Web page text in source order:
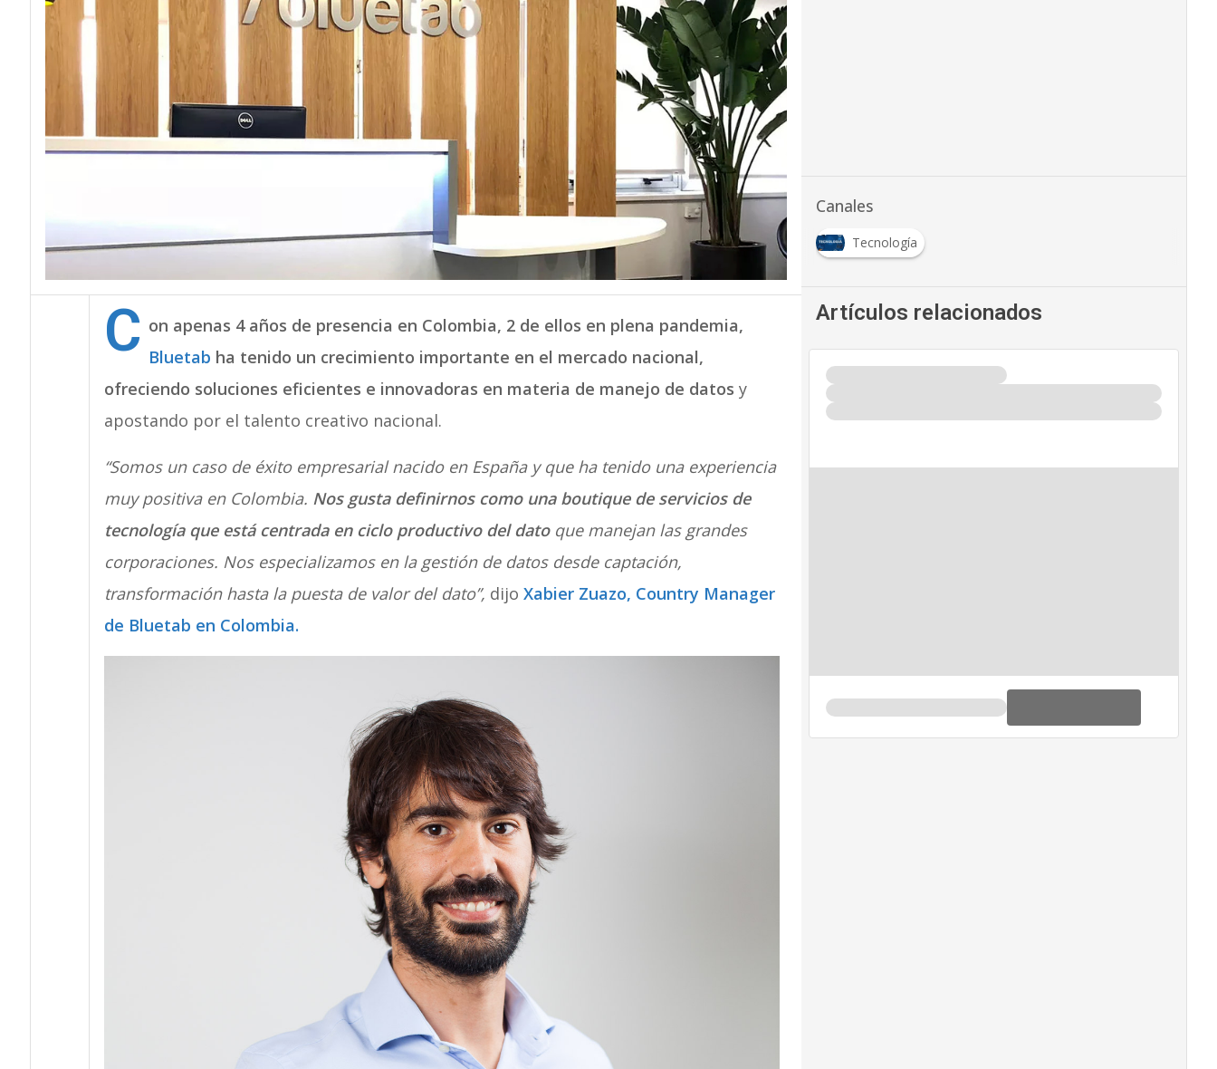
C on apenas 4 años de presencia en Colombia, 2 de ellos en plena pandemia,
Bluetab ha tenido un crecimiento importante en el mercado nacional,
ofreciendo soluciones eficientes e innovadoras en materia de manejo de datos y
apostando por el talento creativo nacional.
“Somos un caso de éxito empresarial nacido en España y que ha tenido una experiencia
muy positiva en Colombia. Nos gusta definirnos como una boutique de servicios de
tecnología que está centrada en ciclo productivo del datoque manejan las grandes
corporaciones. Nos especializamos en la gestión de datos desde captación,
transformación hasta la puesta de valor del dato”, dijo Xabier Zuazo, Country Manager
de Bluetab en Colombia.
Canales
Tecnología
Artículos relacionados